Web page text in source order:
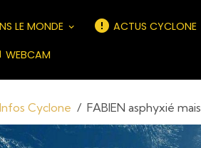
LE MONDE ACTUS CYCLONE
WEBCAM
Infos Cyclone FABIEN asphyxié mais